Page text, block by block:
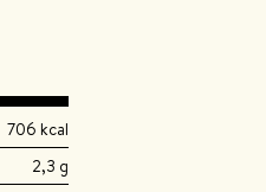
706 kcal
2,3 g